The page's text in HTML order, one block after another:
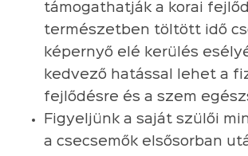
támogathatják a korai
természetben töltött idő
képernyő elé kerülés
kedvező hatással lehet a
fejlődésre és a szem
Figyeljünk a saját szülői
a csecsemők elsősorban